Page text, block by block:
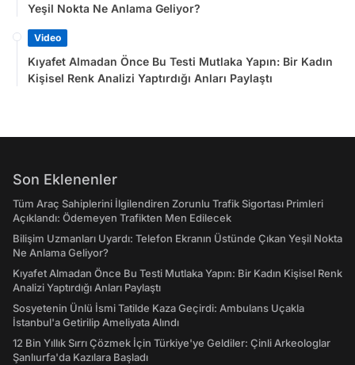
Yeşil Nokta Ne Anlama Geliyor?
Video
Kıyafet Almadan Önce Bu Testi Mutlaka Yapın: Bir Kadın
Kişisel Renk Analizi Yaptırdığı Anları Paylaştı
Son Eklenenler
Tüm Araç Sahiplerini İlgilendiren Zorunlu Trafik Sigortası Primleri
Açıklandı: Ödemeyen Trafikten Men Edilecek
Bilişim Uzmanları Uyardı: Telefon Ekranın Üstünde Çıkan Yeşil Nokta
Ne Anlama Geliyor?
Kıyafet Almadan Önce Bu Testi Mutlaka Yapın: Bir Kadın Kişisel Renk
Analizi Yaptırdığı Anları Paylaştı
Sosyetenin Ünlü İsmi Tatilde Kaza Geçirdi: Ambulans Uçakla
İstanbul'a Getirilip Ameliyata Alındı
12 Bin Yıllık Sırrı Çözmek İçin Türkiye'ye Geldiler: Çinli Arkeologlar
Şanlıurfa'da Kazılara Başladı